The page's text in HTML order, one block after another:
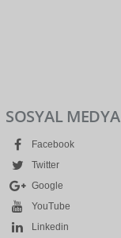
SOSYAL MEDYA
Facebook
Twitter
Google
YouTube
Linkedin